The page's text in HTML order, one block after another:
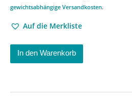
gewichtsabhängige Versandkosten.
Auf die Merkliste
In den Warenkorb